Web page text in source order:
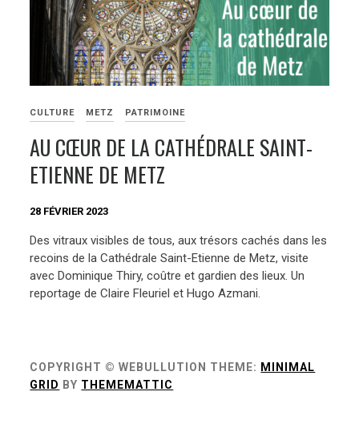
CULTURE METZ PATRIMOINE
AU CŒUR DE LA CATHÉDRALE SAINT-
ETIENNE DE METZ
28 FÉVRIER 2023
Des vitraux visibles de tous, aux trésors cachés dans les
recoins de la Cathédrale Saint-Etienne de Metz, visite
avec Dominique Thiry, coûtre et gardien des lieux. Un
reportage de Claire Fleuriel et Hugo Azmani.
COPYRIGHT © WEBULLUTION THEME: MINIMAL
GRID BY THEMEMATTIC